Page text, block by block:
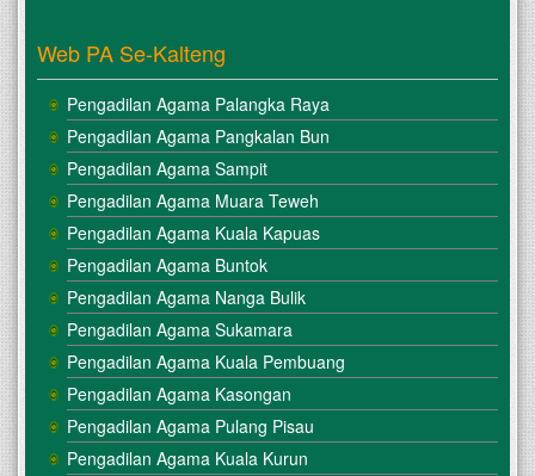
Web PA Se-Kalteng
Pengadilan Agama Palangka Raya
Pengadilan Agama Pangkalan Bun
Pengadilan Agama Sampit
Pengadilan Agama Muara Teweh
Pengadilan Agama Kuala Kapuas
Pengadilan Agama Buntok
Pengadilan Agama Nanga Bulik
Pengadilan Agama Sukamara
Pengadilan Agama Kuala Pembuang
Pengadilan Agama Kasongan
Pengadilan Agama Pulang Pisau
Pengadilan Agama Kuala Kurun